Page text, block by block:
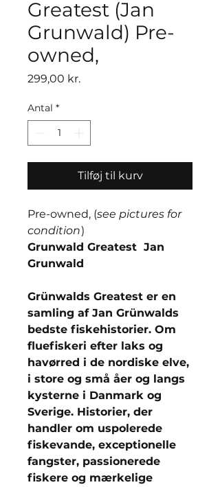
Greatest (Jan
Grunwald) Pre-
owned,
299,00 kr.Pris
Antal *
Tilføj til kurv
Pre-owned, (see pictures for
condition)
Grunwald Greatest Jan
Grunwald
Grünwalds Greatest er en
samling af Jan Grünwalds
bedste fiskehistorier. Om
fluefiskeri efter laks og
havørred i de nordiske elve,
i store og små åer og langs
kysterne i Danmark og
Sverige. Historier, der
handler om uspolerede
fiskevande, exceptionelle
fangster, passionerede
fiskere og mærkelige